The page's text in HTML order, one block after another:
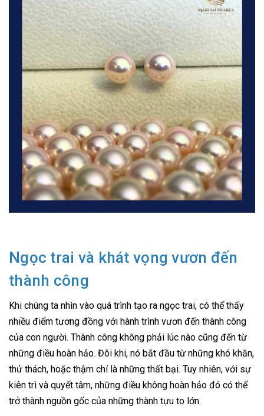
Ngọc trai và khát vọng vươn đến
thành công
Khi chúng ta nhìn vào quá trình tạo ra ngọc trai, có thể thấy
nhiều điểm tương đồng với hành trình vươn đến thành công
của con người. Thành công không phải lúc nào cũng đến từ
những điều hoàn hảo. Đôi khi, nó bắt đầu từ những khó khăn,
thử thách, hoặc thậm chí là những thất bại. Tuy nhiên, với sự
kiên trì và quyết tâm, những điều không hoàn hảo đó có thể
trở thành nguồn gốc của những thành tựu to lớn.